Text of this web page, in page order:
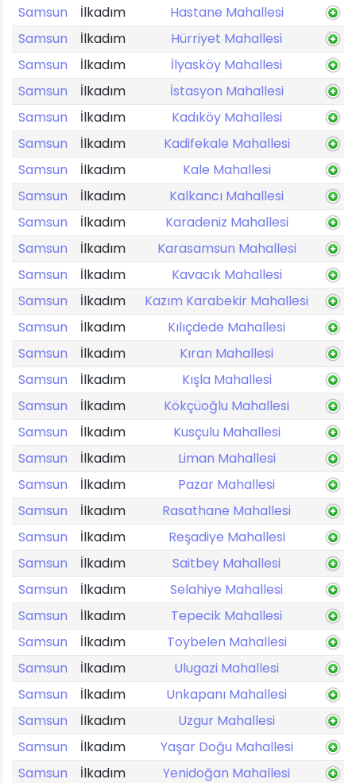
Samsun İlkadım
Hastane Mahallesi
Samsun
İlkadım
Hürriyet Mahallesi
Samsun
İlkadım
İlyasköy Mahallesi
Samsun
İlkadım
İstasyon Mahallesi
Samsun
İlkadım
Kadıköy Mahallesi
Samsun
İlkadım
Kadifekale Mahallesi
Samsun
İlkadım
Kale Mahallesi
Samsun
İlkadım
Kalkancı Mahallesi
Samsun
İlkadım
Karadeniz Mahallesi
Samsun
İlkadım
Karasamsun Mahallesi
Samsun
İlkadım
Kavacık Mahallesi
Samsun
İlkadım
Kazım Karabekir Mahallesi
Samsun
İlkadım
Kılıçdede Mahallesi
Samsun
İlkadım
Kıran Mahallesi
Samsun
İlkadım
Kışla Mahallesi
Samsun
İlkadım
Kökçüoğlu Mahallesi
Samsun
İlkadım
Kusçulu Mahallesi
Samsun
İlkadım
Liman Mahallesi
Samsun
İlkadım
Pazar Mahallesi
Samsun
İlkadım
Rasathane Mahallesi
Samsun
İlkadım
Reşadiye Mahallesi
Samsun
İlkadım
Saitbey Mahallesi
Samsun
İlkadım
Selahiye Mahallesi
Samsun
İlkadım
Tepecik Mahallesi
Samsun
İlkadım
Toybelen Mahallesi
Samsun
İlkadım
Ulugazi Mahallesi
Samsun
İlkadım
Unkapanı Mahallesi
Samsun
İlkadım
Uzgur Mahallesi
Samsun
İlkadım
Yaşar Doğu Mahallesi
Samsun
İlkadım
Yenidoğan Mahallesi